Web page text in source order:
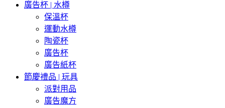
廣告杯 | 水樽
保溫杯
運動水樽
陶瓷杯
廣告杯
廣告紙杯
節慶禮品 | 玩具
派對用品
廣告魔方